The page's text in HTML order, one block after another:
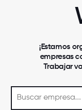
¡Estamos
empresas
Trabajar